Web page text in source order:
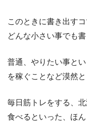
このときに書き出す
どんな小さい事でも書
普通、やりたい事と
を稼ぐことなど漠然
毎日筋トレをする、
食べるといった、ほ